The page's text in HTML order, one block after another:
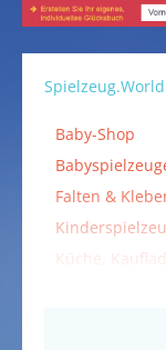
Spielzeug.World
Baby-Shop
Falten &
Küche,